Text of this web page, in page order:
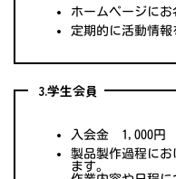
ホームページに
定期的に活動情報
3.学生会員
入会金 1,000円
製品製作過程に
ます。